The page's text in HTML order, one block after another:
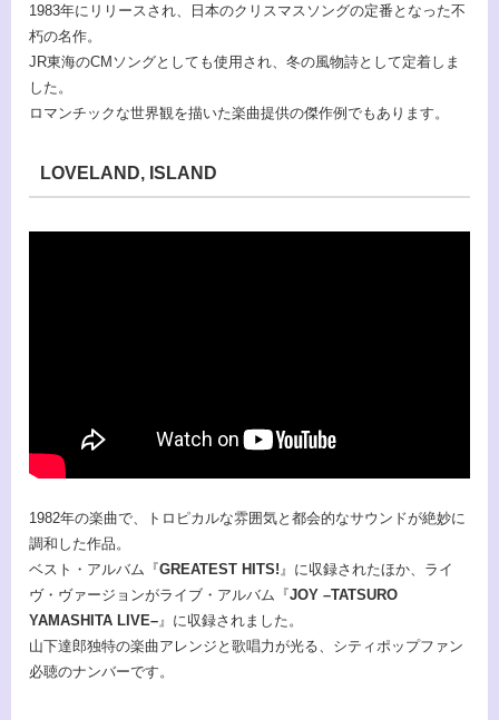
1983年にリリースされ、日本のクリスマスソングの定番となった不
朽の名作。
JR東海のCMソングとしても使用され、冬の風物詩として定着しま
した。
ロマンチックな世界観を描いた楽曲提供の傑作例でもあります。
LOVELAND, ISLAND
1982年の楽曲で、トロピカルな雰囲気と都会的なサウンドが絶妙に
調和した作品。
ベスト・アルバム『GREATEST HITS! 』に収録されたほか、ライ
ヴ・ヴァージョンがライブ・アルバム『JOY –TATSURO
YAMASHITA LIVE– 』に収録されました。
山下達郎独特の楽曲アレンジと歌唱力が光る、シティポップファン
必聴のナンバーです。